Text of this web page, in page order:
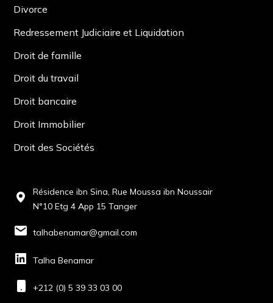
Divorce
Redressement Judiciaire et Liquidation
Droit de famille
Droit du travail
Droit bancaire
Droit Immobilier
Droit des Sociétés
Résidence ibn Sina, Rue Moussa ibn Noussair
N°10 Etg 4 App 15 Tanger
talhabenamar@gmail.com
Talha Benamar
+212 (0) 5 39 33 03 00